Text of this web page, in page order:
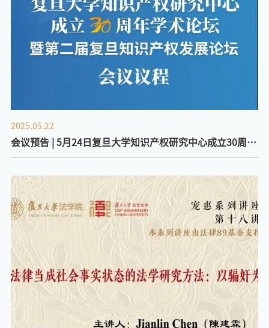
2025.05.22
会议预告 | 5月24日复旦大学知识产权研究中心成立30周年
学术论坛暨第二届复旦知识产权发展论坛